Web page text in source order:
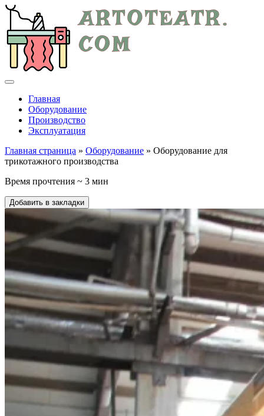
Главная
Оборудование
Производство
Эксплуатация
Главная страница » Оборудование » Оборудование для
трикотажного производства
Время прочтения ~ 3 мин
Добавить в закладки